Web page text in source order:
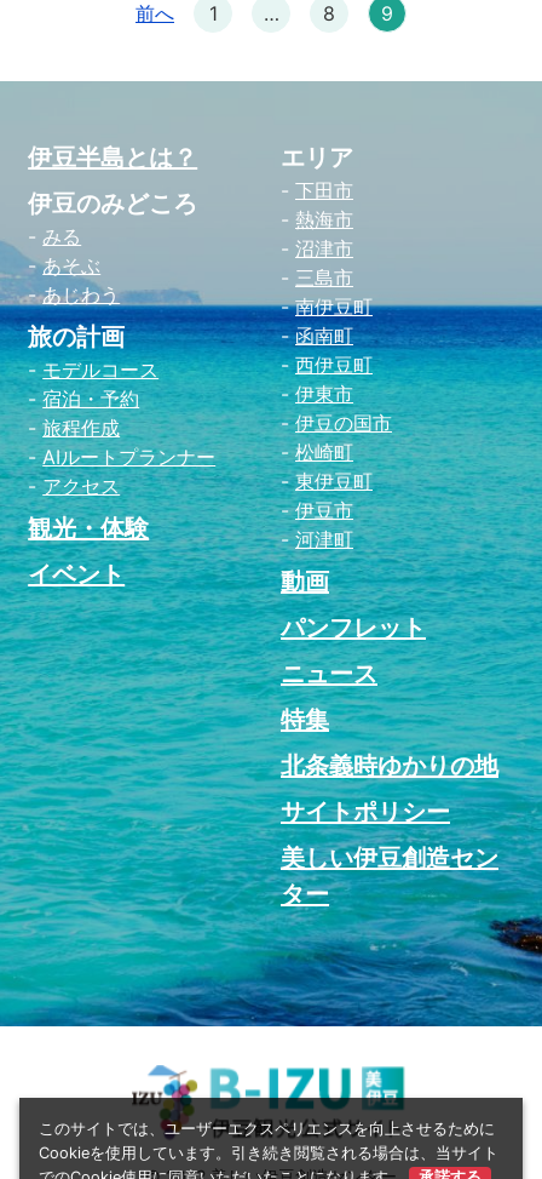
前へ 1 … 8 9
このサイトでは、ユーザーエクスペリエンスを向上させるために
Cookieを使用しています。引き続き閲覧される場合は、当サイト
伊豆半島とは？
伊豆のみどころ
みる
あそぶ
あじわう
旅の計画
モデルコース
宿泊・予約
旅程作成
AIルートプランナー
アクセス
観光・体験
イベント
エリア
下田市
熱海市
沼津市
三島市
南伊豆町
函南町
西伊豆町
伊東市
伊豆の国市
松崎町
東伊豆町
伊豆市
河津町
動画
パンフレット
ニュース
特集
北条義時ゆかりの地
サイトポリシー
美しい伊豆創造セン
ター